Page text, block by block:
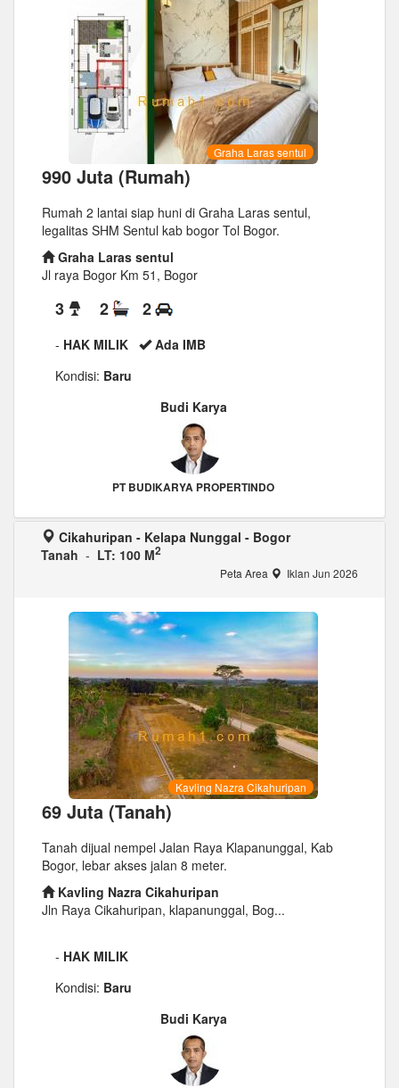
Graha Laras sentul
990 Juta (Rumah)
Rumah 2 lantai siap huni di Graha Laras sentul,
legalitas SHM Sentul kab bogor Tol Bogor.
Graha Laras sentul
Jl raya Bogor Km 51, Bogor
3 2 2
- HAK MILIK
Ada IMB
Kondisi: Baru
Budi Karya
PT BUDIKARYA PROPERTINDO
Cikahuripan - Kelapa Nunggal - Bogor
Tanah - LT: 100 M2
Peta Area Iklan Jun 2026
Kavling Nazra Cikahuripan
69 Juta (Tanah)
Tanah dijual nempel Jalan Raya Klapanunggal, Kab
Bogor, lebar akses jalan 8 meter.
Kavling Nazra Cikahuripan
Jln Raya Cikahuripan, klapanunggal, Bog...
- HAK MILIK
Kondisi: Baru
Budi Karya